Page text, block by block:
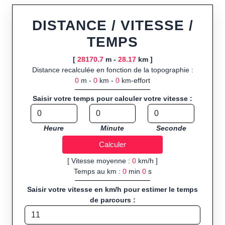
ou import de fichier GPX, calcul instantané de la distance
profil d’élévation avec options de lissage, export en trace GPX,
route GPX, KML (plat ou relief) et TCX, ainsi que calculs
Public cible :strong> sportifs de loisir et compétiteurs
préparant entraînements et parcours, organisateurs
d’événements partageant leurs itinéraires, et utilisateurs de
GPS souhaitant charger leurs trajets à l’avance.
Sports et activités disponibles :Footing (jogging), course à
pied, cyclisme (vélo), VTT, randonnée, roller et équitation.
DISTANCE / VITESSE /
TEMPS
[ 28170.7m - 28.17km ]
Distance recalculée en fonction de la topographie :
0 m - 0 km - 0 km-effort
Saisir votre temps pour calculer votre vitesse :
Heure Minute Seconde
[ Vitesse moyenne : 0 km/h ]
Temps au km : 0min 0s
Saisir votre vitesse en km/h pour estimer le temps
de parcours :